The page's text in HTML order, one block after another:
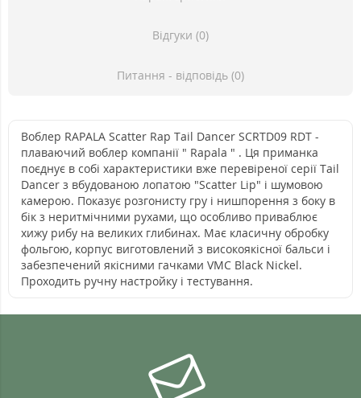
Відгуки (0)
Питання - відповідь (0)
Воблер RAPALA Scatter Rap Tail Dancer SCRTD09 RDT -
плаваючий воблер компанії " Rapala " . Ця приманка
поєднує в собі характеристики вже перевіреної серії Tail
Dancer з вбудованою лопатою "Scatter Lip" і шумовою
камерою. Показує розгонисту гру і нишпорення з боку в
бік з неритмічними рухами, що особливо приваблює
хижу рибу на великих глибинах. Має класичну обробку
фольгою, корпус виготовлений з високоякісної бальси і
забезпечений якісними гачками VMC Black Nickel.
Проходить ручну настройку і тестування.